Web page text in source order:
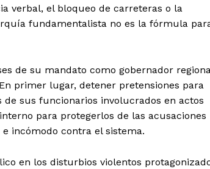
verbal, el bloqueo de carreteras o la
fundamentalista no es la fórmula
de su mandato como gobernador
primer lugar, detener pretensiones para
de sus funcionarios involucrados en actos
para protegerlos de las acusaciones
incómodo contra el sistema.
en los disturbios violentos